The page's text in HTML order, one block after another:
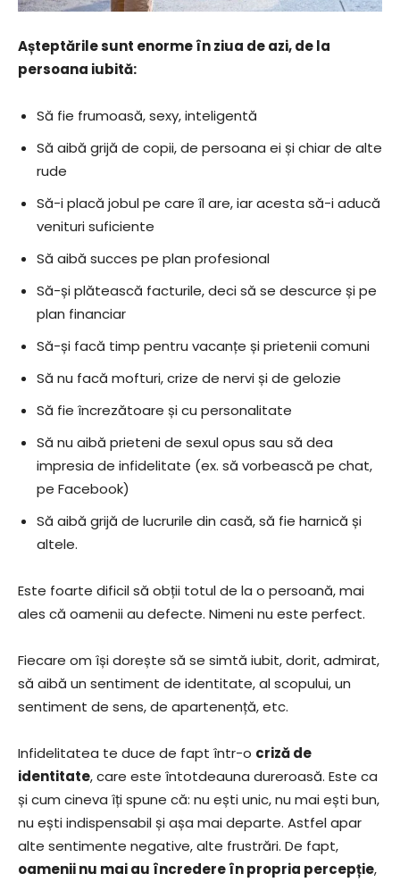
Așteptările sunt enorme în ziua de azi, de la
persoana iubită:
Să fie frumoasă, sexy, inteligentă
Să aibă grijă de copii, de persoana ei și chiar de alte
rude
Să-i placă jobul pe care îl are, iar acesta să-i aducă
venituri suficiente
Să aibă succes pe plan profesional
Să-și plătească facturile, deci să se descurce și pe
plan financiar
Să-și facă timp pentru vacanțe și prietenii comuni
Să nu facă mofturi, crize de nervi și de gelozie
Să fie încrezătoare și cu personalitate
Să nu aibă prieteni de sexul opus sau să dea
impresia de infidelitate (ex. să vorbească pe chat,
pe Facebook)
Să aibă grijă de lucrurile din casă, să fie harnică și
altele.
Este foarte dificil să obții totul de la o persoană, mai
ales că oamenii au defecte. Nimeni nu este perfect.
Fiecare om își dorește să se simtă iubit, dorit, admirat,
să aibă un sentiment de identitate, al scopului, un
sentiment de sens, de apartenență, etc.
Infidelitatea te duce de fapt într-o criză de
identitate, care este întotdeauna dureroasă. Este ca
și cum cineva îți spune că: nu ești unic, nu mai ești bun,
nu ești indispensabil și așa mai departe. Astfel apar
alte sentimente negative, alte frustrări. De fapt,
oamenii nu mai au încredere în propria percepție,